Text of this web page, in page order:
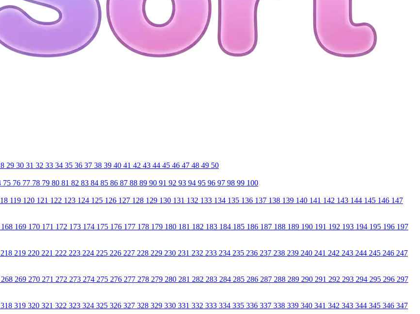
29 30 31 32 33 34 35 36 37 38 39 40 41 42 43 44 45 46 47 48 49 50
75 76 77 78 79 80 81 82 83 84 85 86 87 88 89 90 91 92 93 94 95 96 97 98 99 100
119 120 121 122 123 124 125 126 127 128 129 130 131 132 133 134 135 136 137 138 139 140 141 142 143 144 145 146 147
168 169 170 171 172 173 174 175 176 177 178 179 180 181 182 183 184 185 186 187 188 189 190 191 192 193 194 195 196 197
218 219 220 221 222 223 224 225 226 227 228 229 230 231 232 233 234 235 236 237 238 239 240 241 242 243 244 245 246 247
268 269 270 271 272 273 274 275 276 277 278 279 280 281 282 283 284 285 286 287 288 289 290 291 292 293 294 295 296 297
318 319 320 321 322 323 324 325 326 327 328 329 330 331 332 333 334 335 336 337 338 339 340 341 342 343 344 345 346 347